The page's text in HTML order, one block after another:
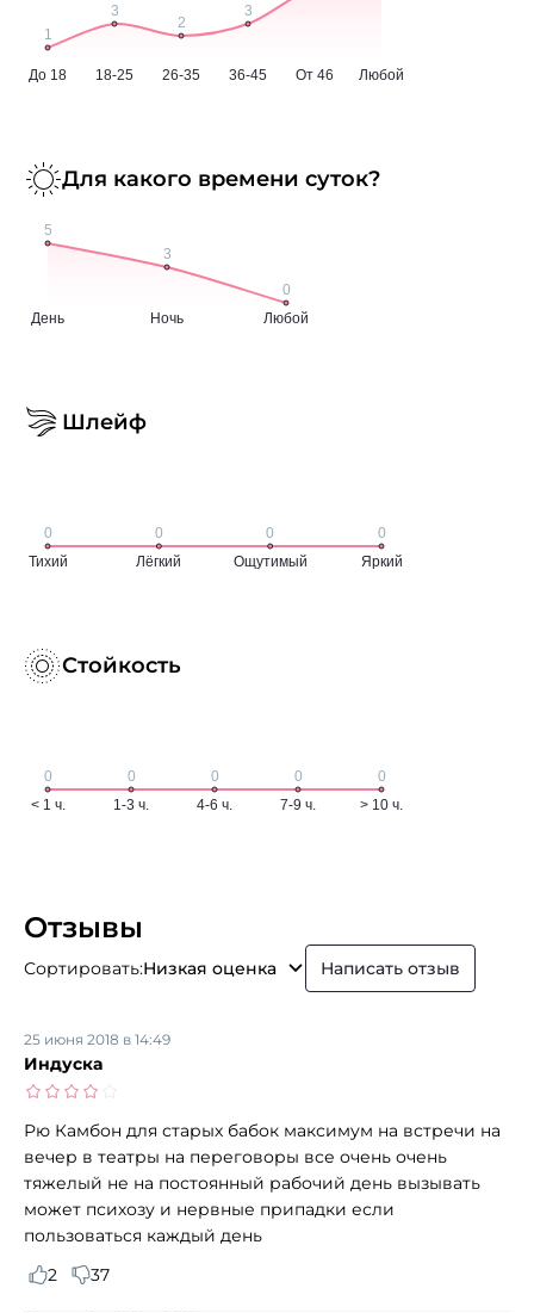
Для какого времени суток?
Шлейф
Стойкость
Отзывы
Сортировать:Низкая оценка Написать отзыв
Индуска
25 июня 2018 в 14:49
Рю Камбон для старых бабок максимум на встречи на
вечер в театры на переговоры все очень очень
тяжелый не на постоянный рабочий день вызывать
может психозу и нервные припадки если
пользоваться каждый день
2
37